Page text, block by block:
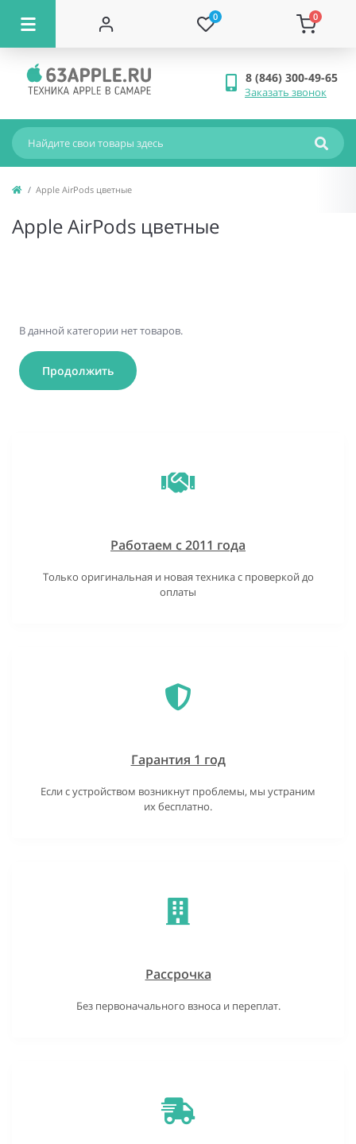
0 0
8 (846) 300-49-65
Заказать звонок
Apple AirPods цветные
Apple AirPods цветные
В данной категории нет товаров.
Продолжить
Работаем с 2011 года
Только оригинальная и новая техника с проверкой до
оплаты
Гарантия 1 год
Если с устройством возникнут проблемы, мы устраним
их бесплатно.
Рассрочка
Без первоначального взноса и переплат.